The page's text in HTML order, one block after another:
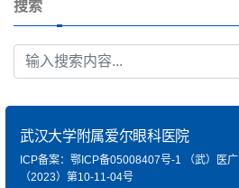
搜索
武汉大学附属爱尔眼科医院
ICP备案：鄂ICP备05008407号-1 （武）医广
（2023）第10-11-04号